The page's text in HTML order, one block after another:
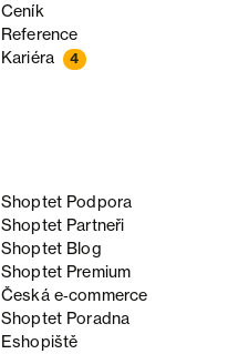
Ceník
Reference
Kariéra 4
Shoptet Podpora
Shoptet Partneři
Shoptet Blog
Shoptet Premium
Česká e‑commerce
Shoptet Poradna
Eshopiště